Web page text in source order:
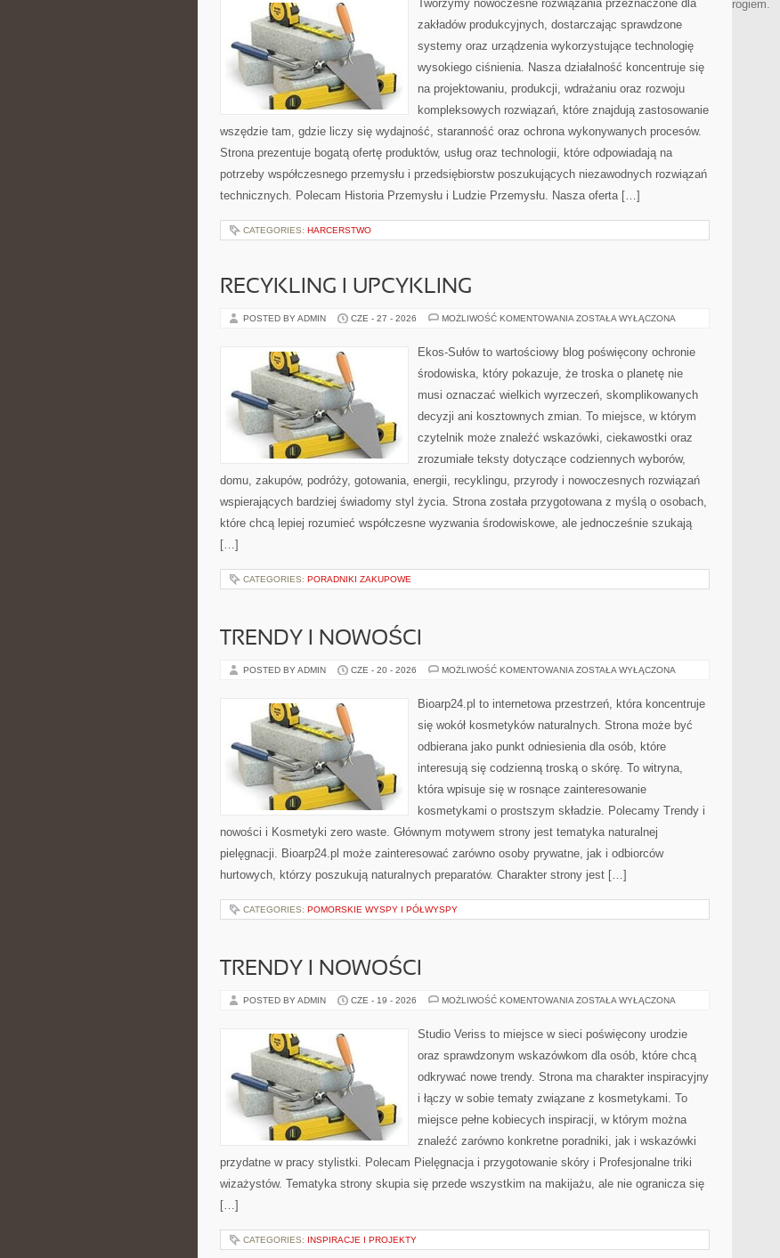
Tworzymy nowoczesne rozwiązania przeznaczone dla
zakładów produkcyjnych, dostarczając sprawdzone
systemy oraz urządzenia wykorzystujące technologię
wysokiego ciśnienia. Nasza działalność koncentruje się
na projektowaniu, produkcji, wdrażaniu oraz rozwoju
kompleksowych rozwiązań, które znajdują zastosowanie
wszędzie tam, gdzie liczy się wydajność, staranność oraz ochrona wykonywanych procesów.
Strona prezentuje bogatą ofertę produktów, usług oraz technologii, które odpowiadają na
potrzeby współczesnego przemysłu i przedsiębiorstw poszukujących niezawodnych rozwiązań
technicznych. Polecam Historia Przemysłu i Ludzie Przemysłu. Nasza oferta […]
CATEGORIES: HARCERSTWO
RECYKLING I UPCYKLING
POSTED BY ADMIN CZE - 27 - 2026 MOŻLIWOŚĆ KOMENTOWANIA RECYKLING
ZOSTAŁA WYŁĄCZONA
Ekos-Sułów to wartościowy blog poświęcony ochronie
środowiska, który pokazuje, że troska o planetę nie
musi oznaczać wielkich wyrzeczeń, skomplikowanych
decyzji ani kosztownych zmian. To miejsce, w którym
czytelnik może znaleźć wskazówki, ciekawostki oraz
zrozumiałe teksty dotyczące codziennych wyborów,
domu, zakupów, podróży, gotowania, energii, recyklingu, przyrody i nowoczesnych rozwiązań
wspierających bardziej świadomy styl życia. Strona została przygotowana z myślą o osobach,
które chcą lepiej rozumieć współczesne wyzwania środowiskowe, ale jednocześnie szukają
[…]
CATEGORIES: PORADNIKI ZAKUPOWE
TRENDY I NOWOŚCI
POSTED BY ADMIN CZE - 20 - 2026 MOŻLIWOŚĆ KOMENTOWANIA TRENDY
ZOSTAŁA WYŁĄCZONA
Bioarp24.pl to internetowa przestrzeń, która koncentruje
się wokół kosmetyków naturalnych. Strona może być
odbierana jako punkt odniesienia dla osób, które
interesują się codzienną troską o skórę. To witryna,
która wpisuje się w rosnące zainteresowanie
kosmetykami o prostszym składzie. Polecamy Trendy i
nowości i Kosmetyki zero waste. Głównym motywem strony jest tematyka naturalnej
pielęgnacji. Bioarp24.pl może zainteresować zarówno osoby prywatne, jak i odbiorców
hurtowych, którzy poszukują naturalnych preparatów. Charakter strony jest […]
CATEGORIES: POMORSKIE WYSPY I PÓŁWYSPY
TRENDY I NOWOŚCI
POSTED BY ADMIN CZE - 19 - 2026 MOŻLIWOŚĆ KOMENTOWANIA TRENDY
ZOSTAŁA WYŁĄCZONA
Studio Veriss to miejsce w sieci poświęcony urodzie
oraz sprawdzonym wskazówkom dla osób, które chcą
odkrywać nowe trendy. Strona ma charakter inspiracyjny
i łączy w sobie tematy związane z kosmetykami. To
miejsce pełne kobiecych inspiracji, w którym można
znaleźć zarówno konkretne poradniki, jak i wskazówki
przydatne w pracy stylistki. Polecam Pielęgnacja i przygotowanie skóry i Profesjonalne triki
wizażystów. Tematyka strony skupia się przede wszystkim na makijażu, ale nie ogranicza się
[…]
CATEGORIES: INSPIRACJE I PROJEKTY
rogiem.